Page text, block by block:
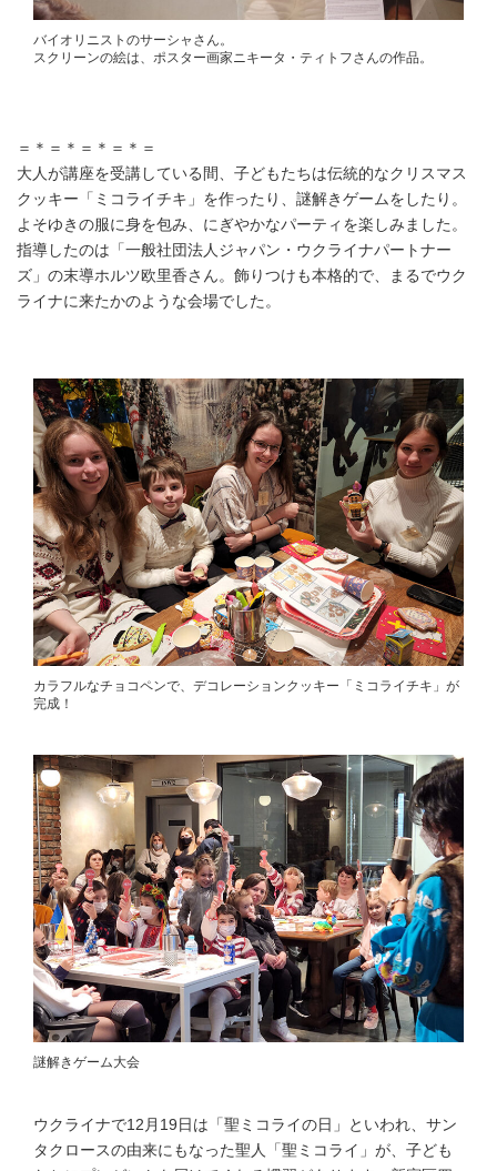
バイオリニストのサーシャさん。
スクリーンの絵は、ポスター画家ニキータ・ティトフさんの作品。
＝＊＝＊＝＊＝＊＝
大人が講座を受講している間、子どもたちは伝統的なクリスマス
クッキー「ミコライチキ」を作ったり、謎解きゲームをしたり。
よそゆきの服に身を包み、にぎやかなパーティを楽しみました。
指導したのは「一般社団法人ジャパン・ウクライナパートナー
ズ」の末導ホルツ欧里香さん。飾りつけも本格的で、まるでウク
ライナに来たかのような会場でした。
カラフルなチョコペンで、デコレーションクッキー「ミコライチキ」が
完成！
謎解きゲーム大会
ウクライナで12月19日は「聖ミコライの日」といわれ、サン
タクロースの由来にもなった聖人「聖ミコライ」が、子ども